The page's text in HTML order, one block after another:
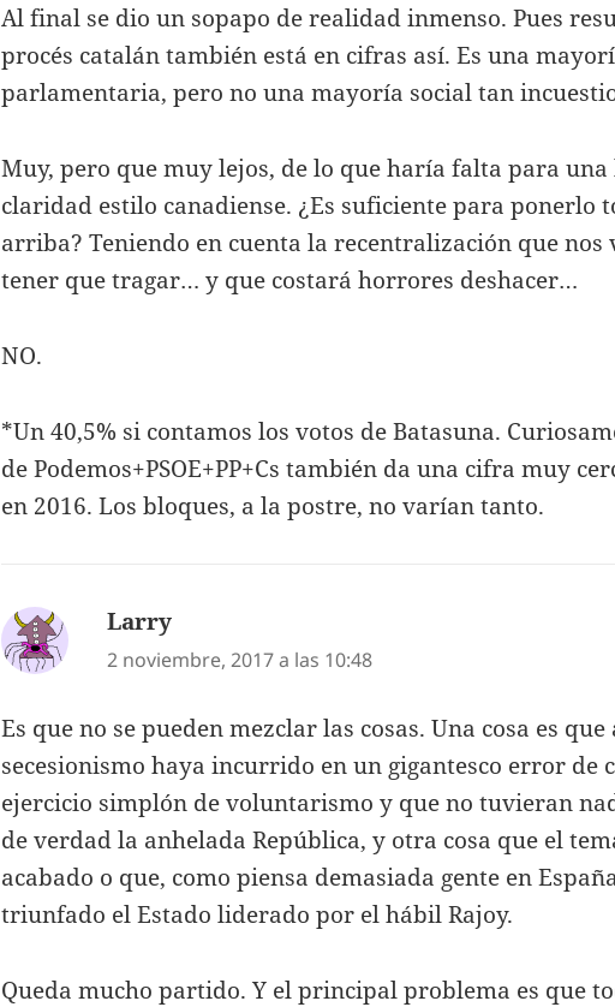
Al final se dio un sopapo de realidad inmenso. Pues
procés catalán también está en cifras así. Es una
parlamentaria, pero no una mayoría social tan
Muy, pero que muy lejos, de lo que haría falta para una
claridad estilo canadiense. ¿Es suficiente para ponerlo
arriba? Teniendo en cuenta la recentralización que nos
tener que tragar… y que costará horrores deshacer…
NO.
*Un 40,5% si contamos los votos de Batasuna.
de Podemos+PSOE+PP+Cs también da una cifra muy
en 2016. Los bloques, a la postre, no varían tanto.
Larry
2 noviembre, 2017 a las 10:48
Es que no se pueden mezclar las cosas. Una cosa es
secesionismo haya incurrido en un gigantesco error de
ejercicio simplón de voluntarismo y que no tuvieran
de verdad la anhelada República, y otra cosa que el
acabado o que, como piensa demasiada gente en
triunfado el Estado liderado por el hábil Rajoy.
Queda mucho partido. Y el principal problema es que